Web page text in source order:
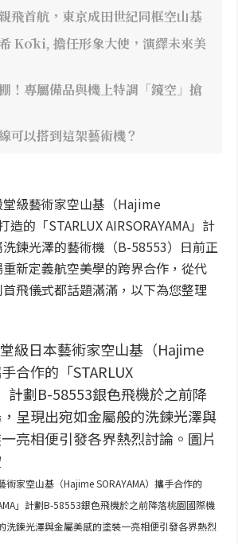
飛首航，東京成田世紀同框空山基
Kōki, 擔任形象大使，演繹未來美
！專屬備品與機上特調「鏡空」搶
可以搭到這架藝術機？
級藝術家空山基（Hajime
造的「STARLUX AIRSORAYAMA」計
鍊光澤的藝術機（B-58553）日前正
新定義航空美學的跨界合作，從代
飛儀式都話題滿滿，以下為您整理
術家空山基（Hajime SORAYAMA）攜手合作的
」計劃B-58553銀色飛機於之前降落桃園國際機
洗鍊光澤與金屬美感的塗裝一亮相便引發各界熱烈